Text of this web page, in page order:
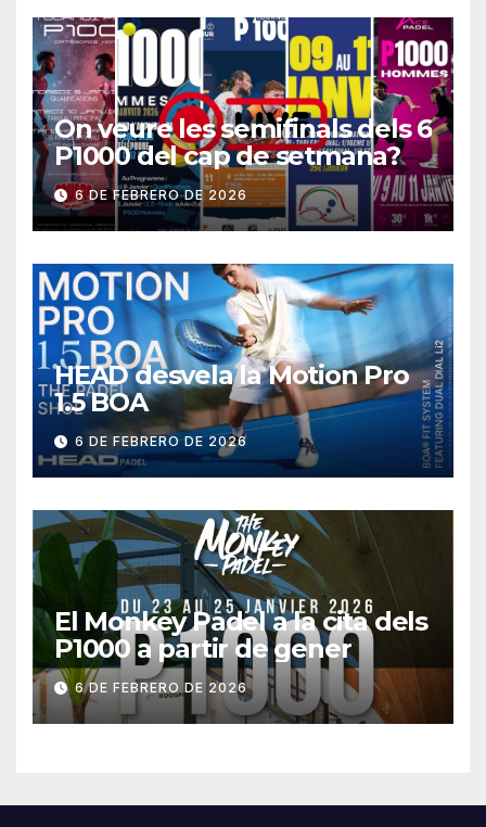
On veure les semifinals dels 6
P1000 del cap de setmana?
6 DE FEBRERO DE 2026
HEAD desvela la Motion Pro
1.5 BOA
6 DE FEBRERO DE 2026
El Monkey Padel a la cita dels
P1000 a partir de gener
6 DE FEBRERO DE 2026